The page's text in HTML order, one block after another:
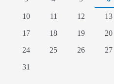
10
11 12 13
17
18 19 20
24
25 26 27
31